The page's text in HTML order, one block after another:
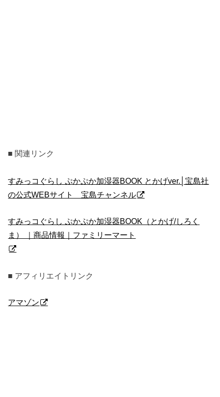
■ 関連リンク
すみっコぐらし ぷかぷか加湿器BOOK とかげver.│宝島社
の公式WEBサイト 宝島チャンネル
すみっコぐらし ぷかぷか加湿器BOOK（とかげ/しろく
ま） ｜商品情報｜ファミリーマート
■ アフィリエイトリンク
アマゾン